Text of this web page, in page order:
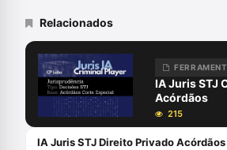
Diretor Nacional de Relações
Professor da Pós-graduação
Penal e Processo Penal do
Professor da Pós-graduação
Desportivo da EPD,
graduação de Direito Penal
FGP e Professor convidado
Relacionados
IA Juris STJ
Acórdãos
215
IA Juris STJ Direito Privado Acórdãos